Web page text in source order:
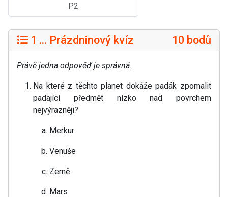
P2
1 ... Prázdninový kvíz 10 bodů
Právě jedna odpověď je správná.
Na které z těchto planet dokáže padák zpomalit
padající předmět nízko nad povrchem
nejvýrazněji?
Merkur
Venuše
Země
Mars